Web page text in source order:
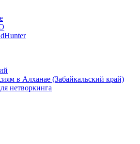
в Алханае (Забайкальский край)
нетворкинга